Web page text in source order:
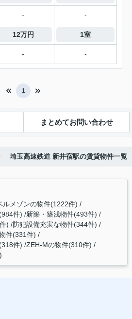
- -
12万円 1室
- -
1
まとめてお問い合わせ
埼玉高速鉄道 新井宿駅の賃貸物件一覧
ルメゾンの物件(1222件)
件) 新築・築浅物件(493件)
) 防犯設備充実な物件(344件)
件(331件)
件) ZEH-Mの物件(310件)